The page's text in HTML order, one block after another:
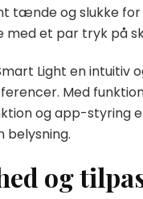
tænde og slukke
med et par tryk på
Light en intuitiv
Med
og app-
belysning.
og